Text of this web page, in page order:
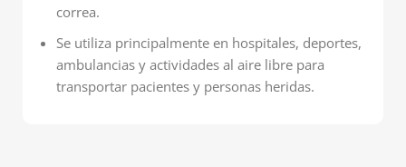
correa.
Se utiliza principalmente en hospitales, deportes,
ambulancias y actividades al aire libre para
transportar pacientes y personas heridas.